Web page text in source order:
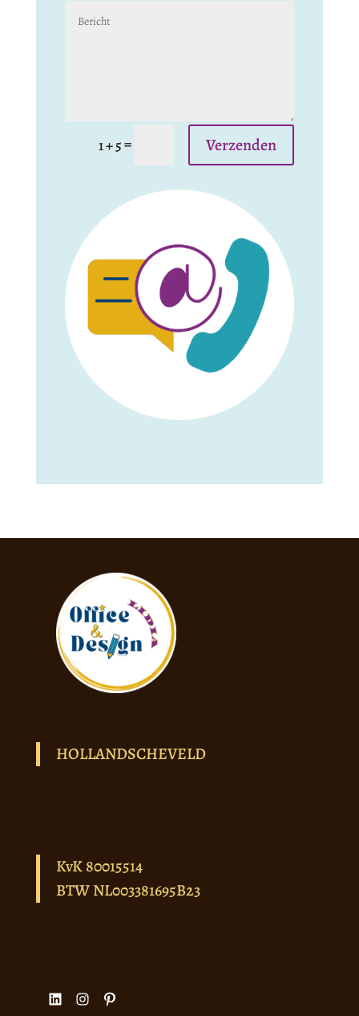
1 + 5= Verzenden
HOLLANDSCHEVELD
KvK 80015514
BTW NL003381695B23
LinkedIn
Instagram
Pinterest